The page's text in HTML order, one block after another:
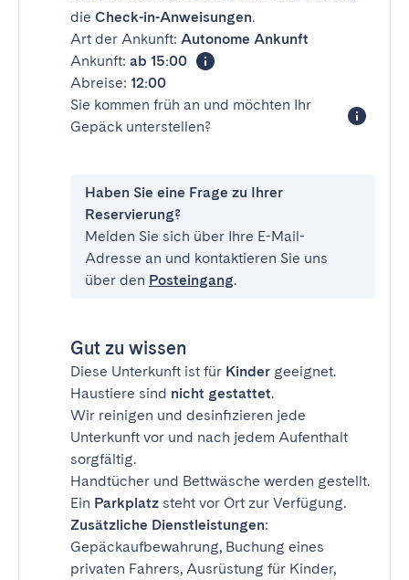
die Check-in-Anweisungen.
Art der Ankunft: Autonome Ankunft
Ankunft: ab 15:00
Abreise: 12:00
Sie kommen früh an und möchten Ihr
Gepäck unterstellen?
Haben Sie eine Frage zu Ihrer
Reservierung?
Melden Sie sich über Ihre E-Mail-
Adresse an und kontaktieren Sie uns
über den Posteingang.
Gut zu wissen
Diese Unterkunft ist für Kinder geeignet.
Haustiere sind nicht gestattet.
Wir reinigen und desinfizieren jede
Unterkunft vor und nach jedem Aufenthalt
sorgfältig.
Handtücher und Bettwäsche werden gestellt.
Ein Parkplatz steht vor Ort zur Verfügung.
Zusätzliche Dienstleistungen:
Gepäckaufbewahrung, Buchung eines
privaten Fahrers, Ausrüstung für Kinder,